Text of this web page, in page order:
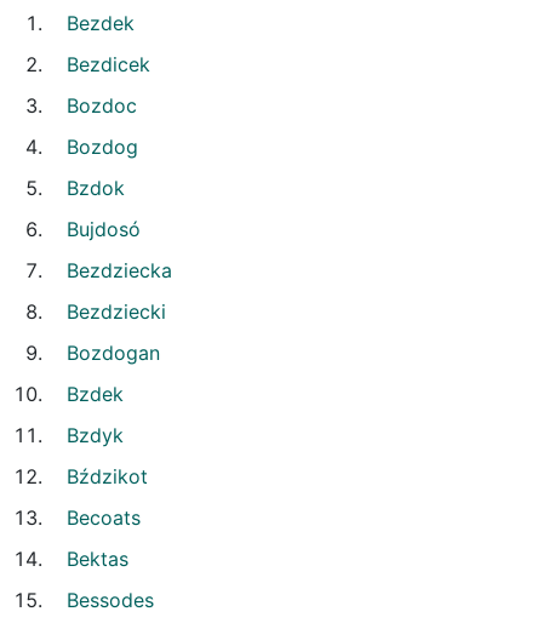
Bezdek
Bezdicek
Bozdoc
Bozdog
Bzdok
Bujdosó
Bezdziecka
Bezdziecki
Bozdogan
Bzdek
Bzdyk
Bździkot
Becoats
Bektas
Bessodes